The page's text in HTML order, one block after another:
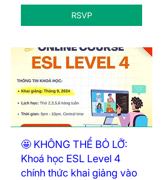
RSVP
🤩 KHÔNG THỂ BỎ LỠ:
Khoá học ESL Level 4
chính thức khai giảng vào